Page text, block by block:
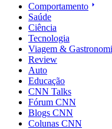
Comportamento
Saúde
Ciência
Tecnologia
Viagem &
Review
Auto
Educação
CNN Talks
Fórum CNN
Blogs CNN
Colunas CNN